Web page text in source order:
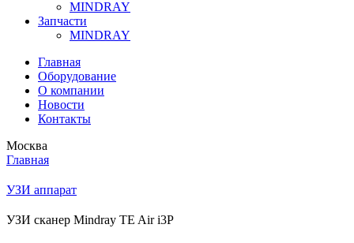
MINDRAY
Запчасти
MINDRAY
Главная
Оборудование
О компании
Новости
Контакты
Москва
Главная
УЗИ аппарат
УЗИ сканер Mindray TE Air i3P